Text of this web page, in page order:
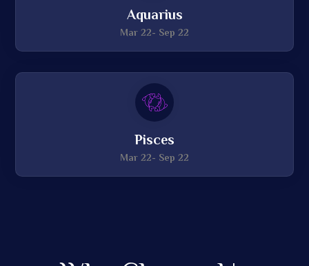
Aquarius
Mar 22- Sep 22
Pisces
Mar 22- Sep 22